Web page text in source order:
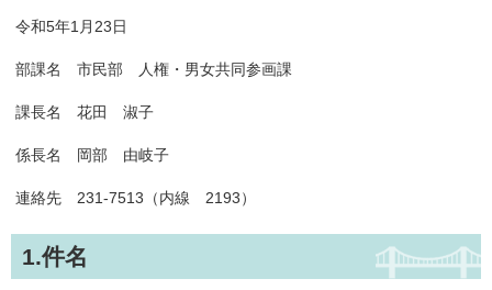
令和5年1月23日
部課名 市民部 人権・男女共同参画課
課長名 花田 淑子
係長名 岡部 由岐子
連絡先 231-7513（内線 2193）
1.件名